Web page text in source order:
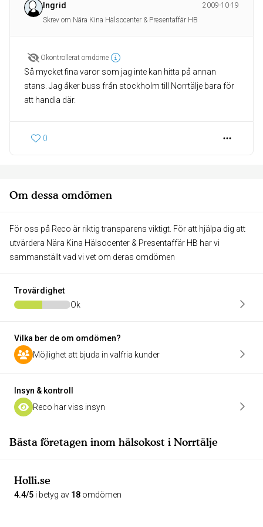
Om dessa omdömen
För oss på Reco är riktig transparens viktigt. För att hjälpa dig att
utvärdera Nära Kina Hälsocenter & Presentaffär HB har vi
sammanställt vad vi vet om deras omdömen
Trovärdighet
Ok
Vilka ber de om omdömen?
Möjlighet att bjuda in valfria kunder
Insyn & kontroll
Reco har viss insyn
Bästa företagen inom hälsokost i Norrtälje
Holli.se
4.4/5 i betyg av 18 omdömen
Ingrid
2009-10-19
Skrev om Nära Kina Hälsocenter & Presentaffär HB
Okontrollerat omdöme
Så mycket fina varor som jag inte kan hitta på annan
stans. Jag åker buss från stockholm till Norrtälje bara för
att handla där.
0